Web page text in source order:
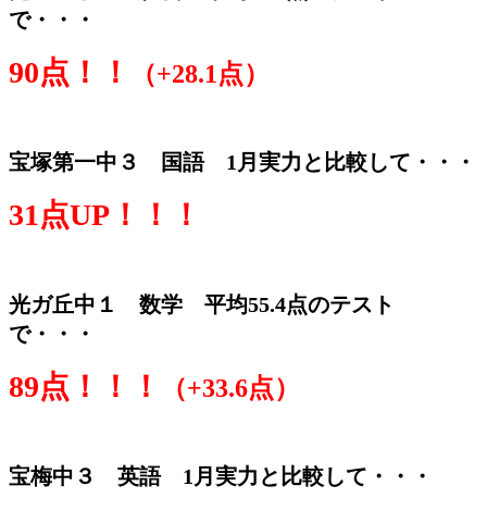
で・・・
90点！！ （+28.1点）
宝塚第一中３ 国語 1月実力と比較して・・・
31点UP！！！
光ガ丘中１ 数学 平均55.4点のテスト
で・・・
89点！！！ （+33.6点）
宝梅中３ 英語 1月実力と比較して・・・